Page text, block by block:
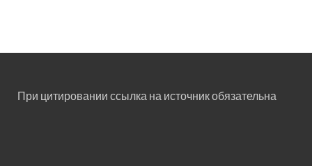
При цитировании ссылка на источник обязательна